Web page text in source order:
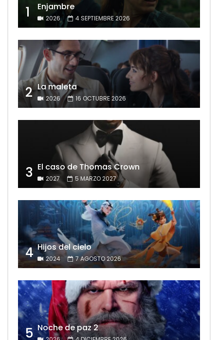
1 Enjambre
2026 4 SEPTIEMBRE 2026
2 La maleta
2026 16 OCTUBRE 2026
3 El caso de Thomas Crown
2027 5 MARZO 2027
4 Hijos del cielo
2024 7 AGOSTO 2026
5 Noche de paz 2